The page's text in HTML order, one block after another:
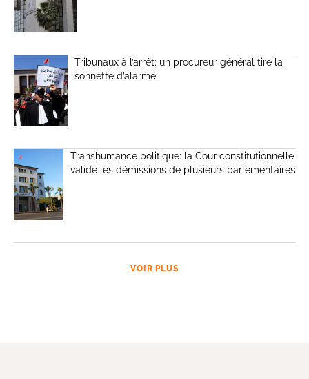
Tribunaux à l’arrêt: un procureur général tire la
sonnette d’alarme
Transhumance politique: la Cour constitutionnelle
valide les démissions de plusieurs parlementaires
VOIR PLUS